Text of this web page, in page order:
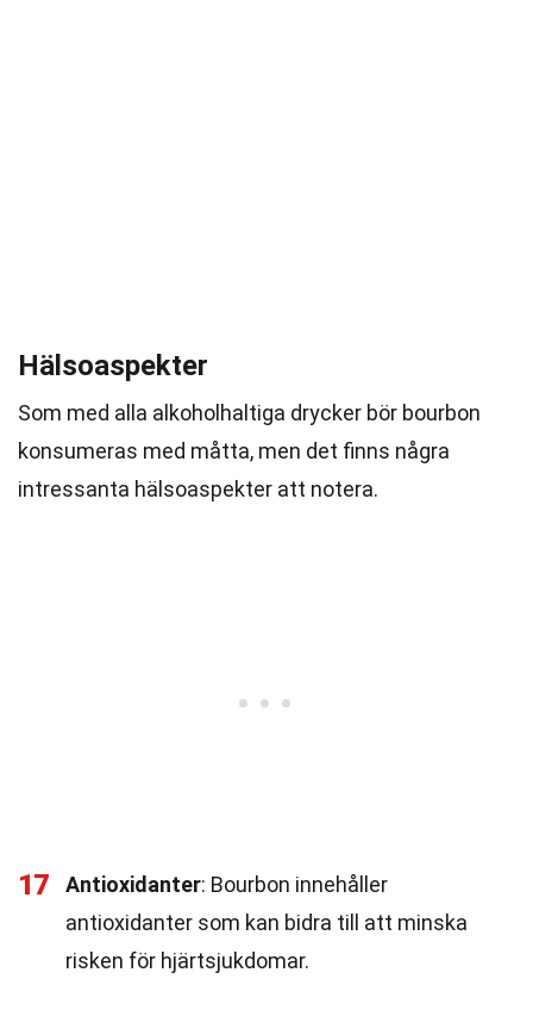
Hälsoaspekter
Som med alla alkoholhaltiga drycker bör bourbon
konsumeras med måtta, men det finns några
intressanta hälsoaspekter att notera.
17 Antioxidanter: Bourbon innehåller
antioxidanter som kan bidra till att minska
risken för hjärtsjukdomar.